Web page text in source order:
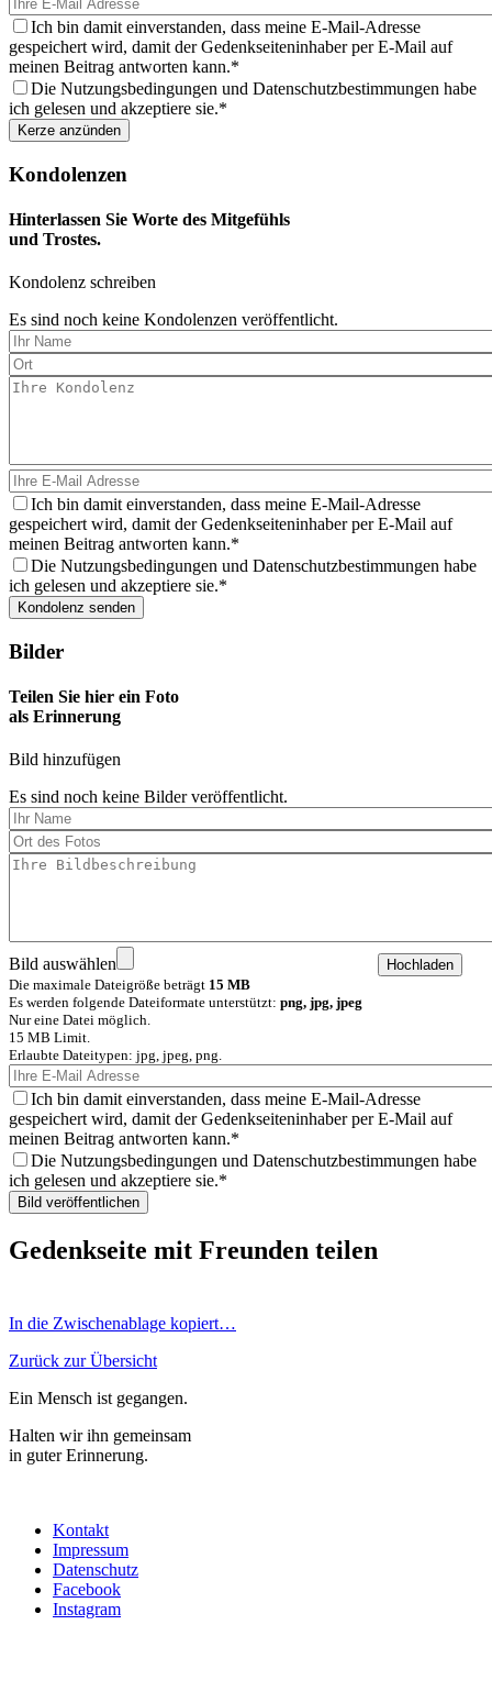
aus
Ich bin damit einverstanden, dass meine E-Mail-Adresse
gespeichert wird, damit der Gedenkseiteninhaber per E-Mail auf
meinen Beitrag antworten kann.
Die Nutzungsbedingungen und Datenschutzbestimmungen habe
ich gelesen und akzeptiere sie.
Kondolenzen
Hinterlassen Sie Worte des Mitgefühls
und Trostes.
Kondolenz schreiben
Es sind noch keine Kondolenzen veröffentlicht.
Ich bin damit einverstanden, dass meine E-Mail-Adresse
gespeichert wird, damit der Gedenkseiteninhaber per E-Mail auf
meinen Beitrag antworten kann.
Die Nutzungsbedingungen und Datenschutzbestimmungen habe
ich gelesen und akzeptiere sie.
Bilder
Teilen Sie hier ein Foto
als Erinnerung
Bild hinzufügen
Es sind noch keine Bilder veröffentlicht.
Bild auswählen
Die maximale Dateigröße beträgt 15 MB
Es werden folgende Dateiformate unterstützt: png, jpg, jpeg
Nur eine Datei möglich.
15 MB Limit.
Erlaubte Dateitypen: jpg, jpeg, png.
Ich bin damit einverstanden, dass meine E-Mail-Adresse
gespeichert wird, damit der Gedenkseiteninhaber per E-Mail auf
meinen Beitrag antworten kann.
Die Nutzungsbedingungen und Datenschutzbestimmungen habe
ich gelesen und akzeptiere sie.
Gedenkseite mit Freunden teilen
In die Zwischenablage kopiert…
Zurück zur Übersicht
Ein Mensch ist gegangen.
Halten wir ihn gemeinsam
in guter Erinnerung.
Kontakt
Impressum
Datenschutz
Facebook
Instagram